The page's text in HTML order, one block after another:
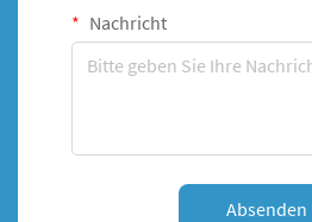
Nachricht
Absenden